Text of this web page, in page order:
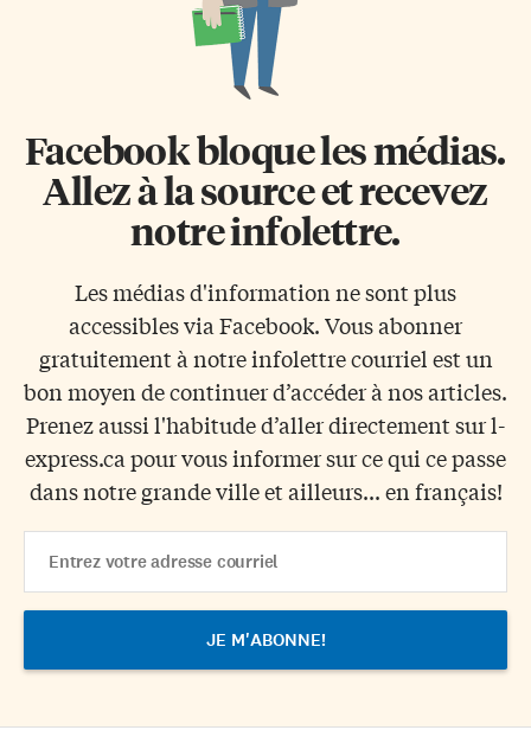
Facebook bloque les médias.
Allez à la source et recevez
notre infolettre.
Les médias d'information ne sont plus
accessibles via Facebook. Vous abonner
gratuitement à notre infolettre courriel est un
bon moyen de continuer d’accéder à nos articles.
Prenez aussi l'habitude d’aller directement sur l-
express.ca pour vous informer sur ce qui ce passe
dans notre grande ville et ailleurs... en français!
Address